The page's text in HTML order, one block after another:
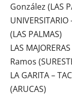
González (LAS
(LAS PALMAS)
LAS
Ramos
LA GARITA –
(ARUCAS)